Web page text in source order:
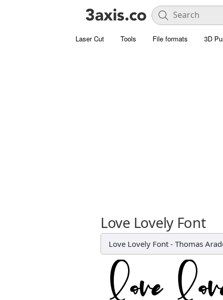
Laser Cut Tools File formats 3D
Love Lovely Font
Love Lovely Font - Thomas